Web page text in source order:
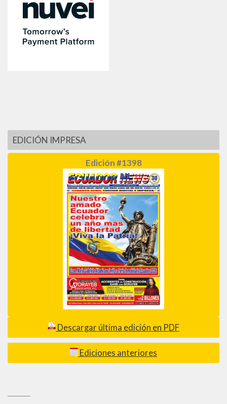
EDICIÓN IMPRESA
Edición #1398
Descargar última edición en PDF
Ediciones anteriores